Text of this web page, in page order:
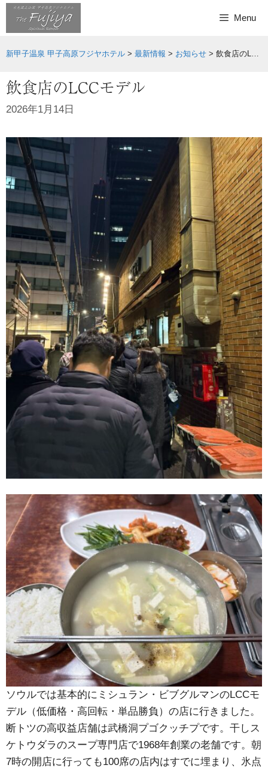
Skip
Menu
新甲子温泉 甲子高原フジヤホテル > 最新情報 > お知らせ > 飲食店のLCCモデル
飲食店のLCCモデル
2026年1月14日
ソウルでは基本的にミシュラン・ビブグルマンのLCCモ
デル（低価格・高回転・単品勝負）の店に行きました。
断トツの高収益店舗は武橋洞プゴクッチプです。干しス
ケトウダラのスープ専門店で1968年創業の老舗です。朝
7時の開店に行っても100席の店内はすでに埋まり、氷点